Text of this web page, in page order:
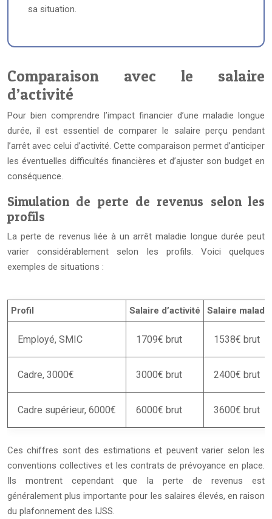
sa situation.
Comparaison avec le salaire
d’activité
Pour bien comprendre l’impact financier d’une maladie longue
durée, il est essentiel de comparer le salaire perçu pendant
l’arrêt avec celui d’activité. Cette comparaison permet d’anticiper
les éventuelles difficultés financières et d’ajuster son budget en
conséquence.
Simulation de perte de revenus selon les
profils
La perte de revenus liée à un arrêt maladie longue durée peut
varier considérablement selon les profils. Voici quelques
exemples de situations :
Profil Salaire d’activité Salaire maladie
Employé, SMIC 1709€ brut 1538€ brut
Cadre, 3000€ 3000€ brut 2400€ brut
Cadre supérieur, 6000€ 6000€ brut 3600€ brut
Ces chiffres sont des estimations et peuvent varier selon les
conventions collectives et les contrats de prévoyance en place.
Ils montrent cependant que la perte de revenus est
généralement plus importante pour les salaires élevés, en raison
du plafonnement des IJSS.